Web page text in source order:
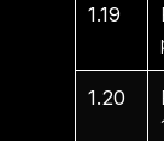
1.19
1.20